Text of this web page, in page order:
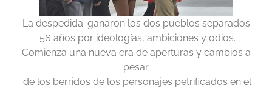
La despedida: ganaron los dos pueblos separados
56 años por ideologías, ambiciones y odios.
Comienza una nueva era de aperturas y cambios a
pesar
de los berridos de los personajes petrificados en el